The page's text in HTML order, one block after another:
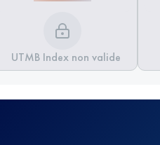
UTMB Index non valide